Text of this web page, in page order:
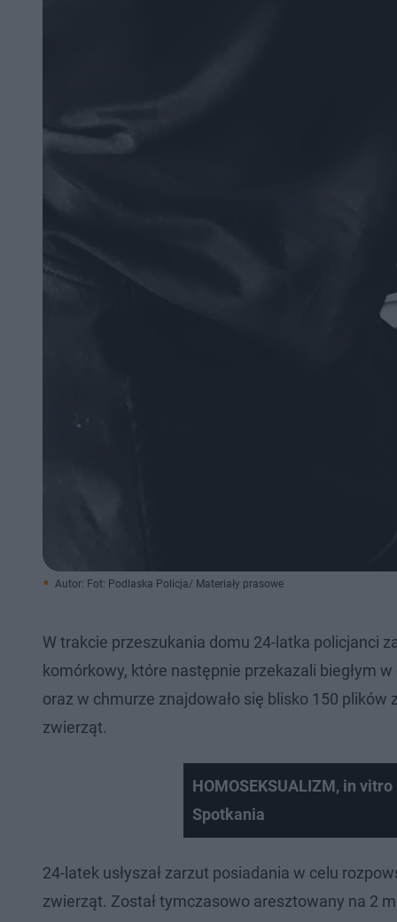
Autor: Fot: Podlaska Policja/ Materiały prasowe
W trakcie przeszukania domu 24-latka policjanci
komórkowy, które następnie przekazali biegłym
oraz w chmurze znajdowało się blisko 150
zwierząt.
HOMOSEKSUALIZM, in
Spotkania
24-latek usłyszał zarzut posiadania w celu
zwierząt. Został tymczasowo aresztowany na 2